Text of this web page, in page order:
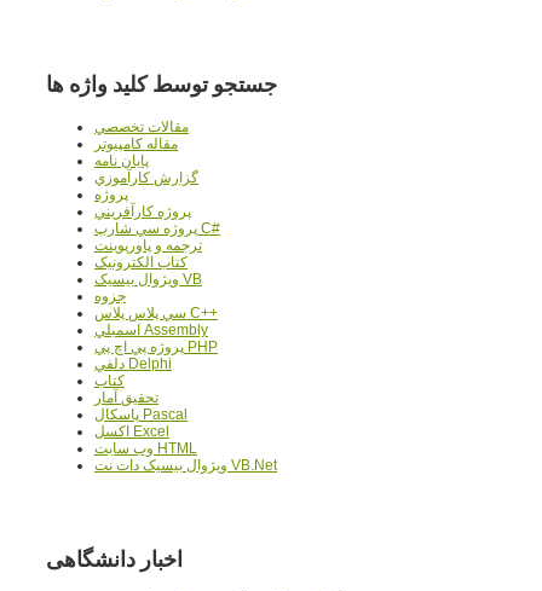
جستجو توسط کلید واژه ها
مقالات تخصصي
مقاله کامپیوتر
پایان نامه
گزارش کارآموزي
پروژه
پروژه کارآفريني
پروژه سي شارپ C#
ترجمه و پاورپوينت
کتاب الکترونيک
ويژوال بيسيک VB
جزوه
سي پلاس پلاس C++
اسمبلي Assembly
پروژه پي اچ پي PHP
دلفي Delphi
کتاب
تحقيق آمار
پاسکال Pascal
اکسل Excel
وب سايت HTML
ويژوال بيسيک دات نت VB.Net
اخبار دانشگاهی